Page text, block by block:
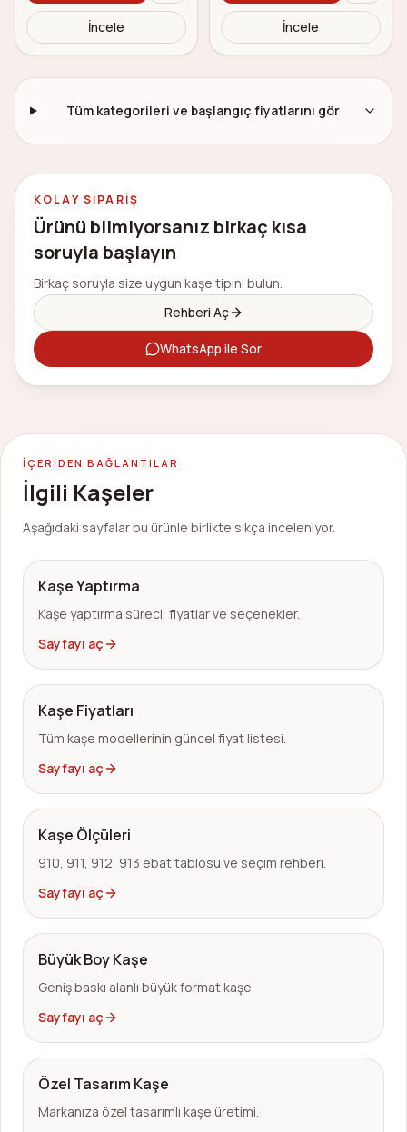
İncele İncele
Tüm kategorileri ve başlangıç fiyatlarını gör
KOLAY SIPARIŞ
Ürünü bilmiyorsanız birkaç kısa
soruyla başlayın
Birkaç soruyla size uygun kaşe tipini bulun.
Rehberi Aç
WhatsApp ile Sor
İÇERIDEN BAĞLANTILAR
İlgili Kaşeler
Aşağıdaki sayfalar bu ürünle birlikte sıkça inceleniyor.
Kaşe Yaptırma
Kaşe yaptırma süreci, fiyatlar ve seçenekler.
Sayfayı aç
Kaşe Fiyatları
Tüm kaşe modellerinin güncel fiyat listesi.
Sayfayı aç
Kaşe Ölçüleri
910, 911, 912, 913 ebat tablosu ve seçim rehberi.
Sayfayı aç
Büyük Boy Kaşe
Geniş baskı alanlı büyük format kaşe.
Sayfayı aç
Özel Tasarım Kaşe
Markanıza özel tasarımlı kaşe üretimi.